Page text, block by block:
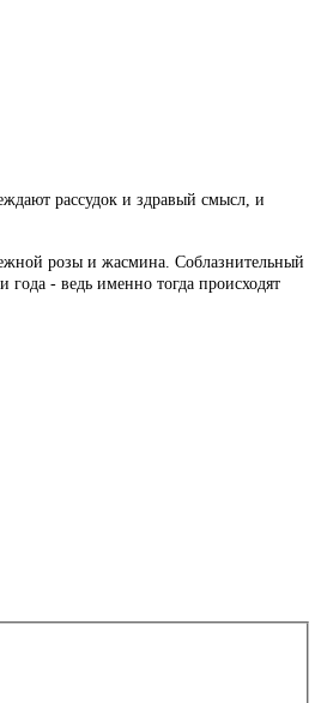
рассудок и здравый смысл, и
розы и жасмина. Соблазнительный
года - ведь именно тогда происходят